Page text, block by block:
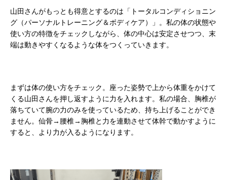
山田さんがもっとも得意とするのは「トータルコンディショニン
グ（パーソナルトレーニング＆ボディケア）」。私の体の状態や
使い方の特徴をチェックしながら、体の中心は安定させつつ、末
端は動きやすくなるような体をつくっていきます。
まずは体の使い方をチェック。座った姿勢で上から体重をかけて
くる山田さんを押し返すように力を入れます。私の場合、胸椎が
落ちていて腕の力のみを使っているため、持ち上げることができ
ません。仙骨→腰椎→胸椎と力を連動させて体幹で動かすように
すると、より力が入るようになります。